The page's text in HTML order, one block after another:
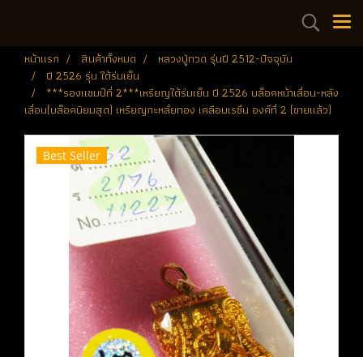
หน้าแรก สินค้าทั้งหมด
หลวงปู่ทวด รุ่นปี 2512-ปัจจุบัน
ปี 2526 รุ่น ใต้ร่มเย็น
***รองแชมป์ที่ 2***เหรียญใต้ร่มเย็น ปี 2526 บล็อคหน้าเลื่อน-หลัง
เลื่อน(บล็อคนิยมสุด) เหรียญกะหลั่ยทอง เคลือบเรซิ่น องค์ที่ 2 (ขายแล้ว)
Best Seller